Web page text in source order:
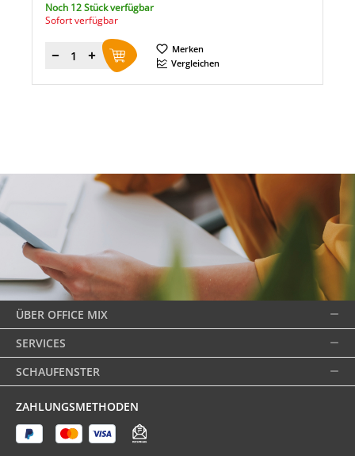
Noch 12 Stück verfügbar
Sofort verfügbar
Menge
Merken
Vergleichen
ÜBER OFFICE MIX
SERVICES
SCHAUFENSTER
ZAHLUNGSMETHODEN